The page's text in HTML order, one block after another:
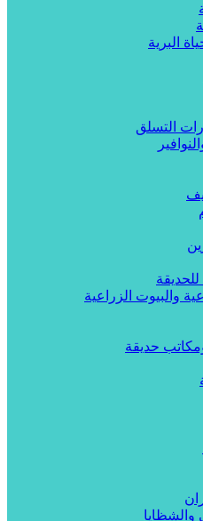
البرية
التسلق
والبيوت الزراعية
حديقة
والشظايا